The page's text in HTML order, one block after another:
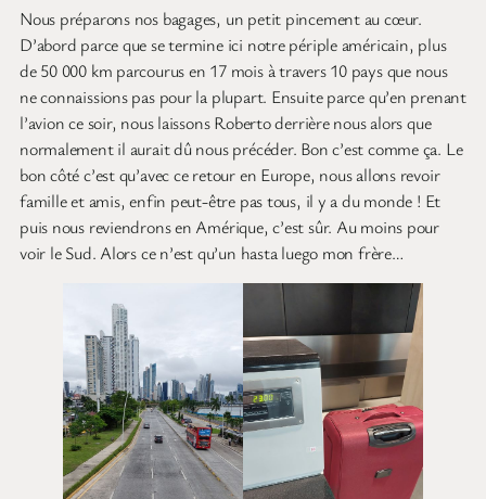
Nous préparons nos bagages, un petit pincement au cœur.
D’abord parce que se termine ici notre périple américain, plus
de 50 000 km parcourus en 17 mois à travers 10 pays que nous
ne connaissions pas pour la plupart. Ensuite parce qu’en prenant
l’avion ce soir, nous laissons Roberto derrière nous alors que
normalement il aurait dû nous précéder. Bon c’est comme ça. Le
bon côté c’est qu’avec ce retour en Europe, nous allons revoir
famille et amis, enfin peut-être pas tous, il y a du monde ! Et
puis nous reviendrons en Amérique, c’est sûr. Au moins pour
voir le Sud. Alors ce n’est qu’un hasta luego mon frère…